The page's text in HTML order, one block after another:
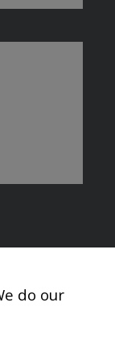
do our